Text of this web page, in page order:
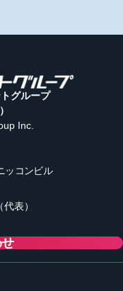
グループ
Inc.
ッコンビル
代表）